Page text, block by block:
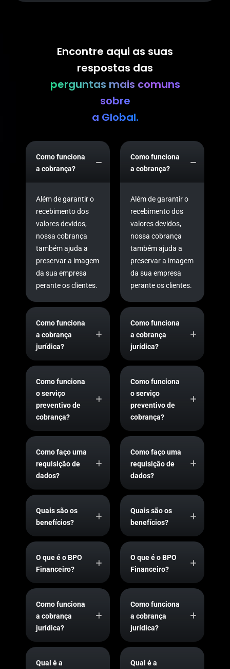
Encontre aqui as suas
respostas das
perguntas mais comuns
sobre
a Global.
Como funciona
a cobrança?
Além de garantir o
recebimento dos
valores devidos,
nossa cobrança
também ajuda a
preservar a imagem
da sua empresa
perante os clientes.
Como funciona
a cobrança
jurídica?
Como funciona
o serviço
preventivo de
cobrança?
Como faço uma
requisição de
dados?
Quais são os
benefícios?
O que é o BPO
Financeiro?
Como funciona
a cobrança
jurídica?
Qual é a
Como funciona
a cobrança?
Além de garantir o
recebimento dos
valores devidos,
nossa cobrança
também ajuda a
preservar a imagem
da sua empresa
perante os clientes.
Como funciona
a cobrança
jurídica?
Como funciona
o serviço
preventivo de
cobrança?
Como faço uma
requisição de
dados?
Quais são os
benefícios?
O que é o BPO
Financeiro?
Como funciona
a cobrança
jurídica?
Qual é a